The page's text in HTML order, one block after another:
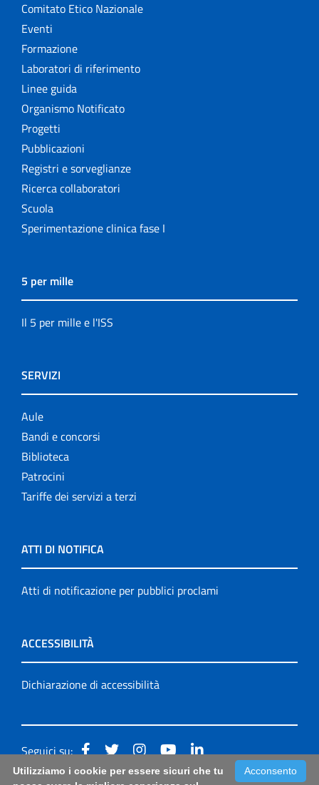
Comitato Etico Nazionale
Eventi
Formazione
Laboratori di riferimento
Linee guida
Organismo Notificato
Progetti
Pubblicazioni
Registri e sorveglianze
Ricerca collaboratori
Scuola
Sperimentazione clinica fase I
5 per mille
Il 5 per mille e l'ISS
SERVIZI
Aule
Bandi e concorsi
Biblioteca
Patrocini
Tariffe dei servizi a terzi
ATTI DI NOTIFICA
Atti di notificazione per pubblici proclami
ACCESSIBILITÀ
Dichiarazione di accessibilità
Seguici su:
Acconsento
Utilizziamo i cookie per essere sicuri che tu